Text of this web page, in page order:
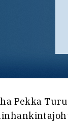
Pekka